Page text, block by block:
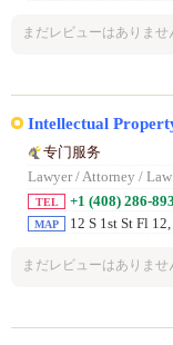
まだレビューはありませ
Intellectual
专门服务
Lawyer / Attorney /
TEL +1 (408) 286-
MAP 12 S 1st St Fl 12,
まだレビューはありませ